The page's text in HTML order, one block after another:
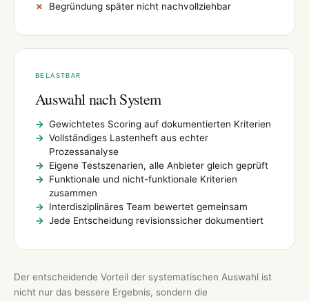
Begründung später nicht nachvollziehbar
BELASTBAR
Auswahl nach System
Gewichtetes Scoring auf dokumentierten Kriterien
Vollständiges Lastenheft aus echter
Prozessanalyse
Eigene Testszenarien, alle Anbieter gleich geprüft
Funktionale und nicht-funktionale Kriterien
zusammen
Interdisziplinäres Team bewertet gemeinsam
Jede Entscheidung revisionssicher dokumentiert
Der entscheidende Vorteil der systematischen Auswahl ist
nicht nur das bessere Ergebnis, sondern die